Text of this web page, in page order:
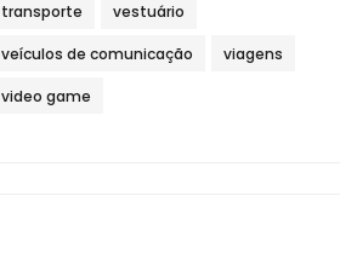
transporte vestuário
veículos de comunicação viagens
video game